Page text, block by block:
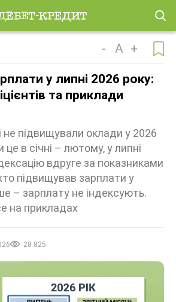
- A +
у липні 2026 року:
та приклади
не підвищували оклади у 2026
це в січні – лютому, у липні
вдруге за показниками
підвищував зарплати у
– зарплату не індексують.
на прикладах
28 825